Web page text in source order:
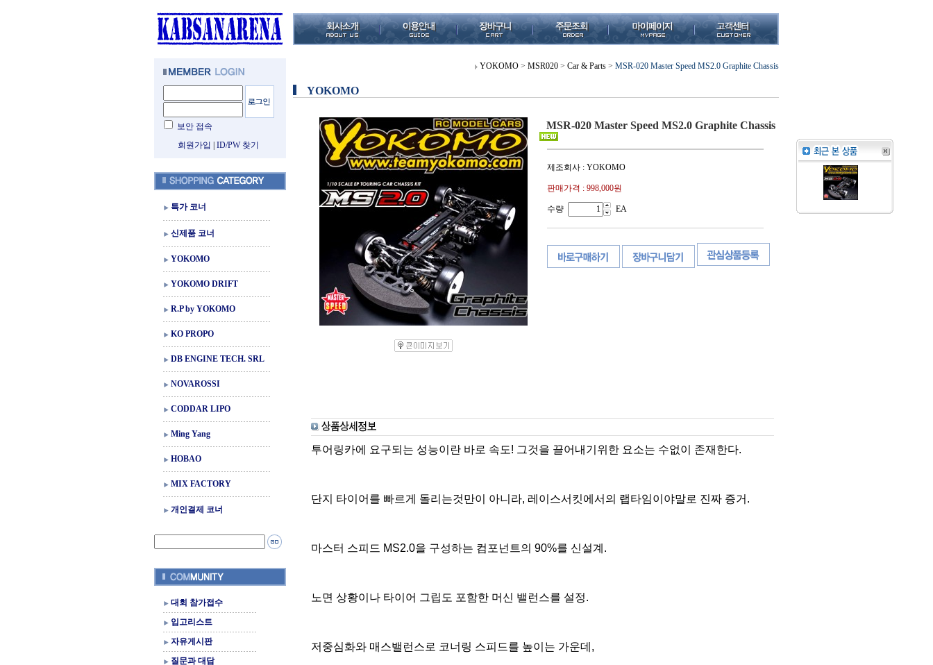
보안 접속
회원가입
ID/PW 찾기
특가 코너
신제품 코너
YOKOMO
YOKOMO DRIFT
R.P by YOKOMO
KO PROPO
DB ENGINE TECH. SRL
NOVAROSSI
CODDAR LIPO
Ming Yang
HOBAO
MIX FACTORY
개인결제 코너
대회 참가접수
입고리스트
자유게시판
질문과 대답
YOKOMO > MSR020 > Car & Parts > MSR-020 Master Speed ​​MS2.0 Graphite Chassis
YOKOMO
MSR-020 Master Speed ​​MS2.0 Graphite Chassis
제조회사 : YOKOMO
판매가격 : 998,000원
수량 EA
투어링카에 요구되는 성능이란 바로 속도! 그것을 끌어내기위한 요소는 수없이 존재한다.
단지 타이어를 빠르게 돌리는것만이 아니라, 레이스서킷에서의 랩타임이야말로 진짜 증거.
마스터 스피드 MS2.0을 구성하는 컴포넌트의 90%를 신설계.
노면 상황이나 타이어 그립도 포함한 머신 밸런스를 설정.
저중심화와 매스밸런스로 코너링 스피드를 높이는 가운데,